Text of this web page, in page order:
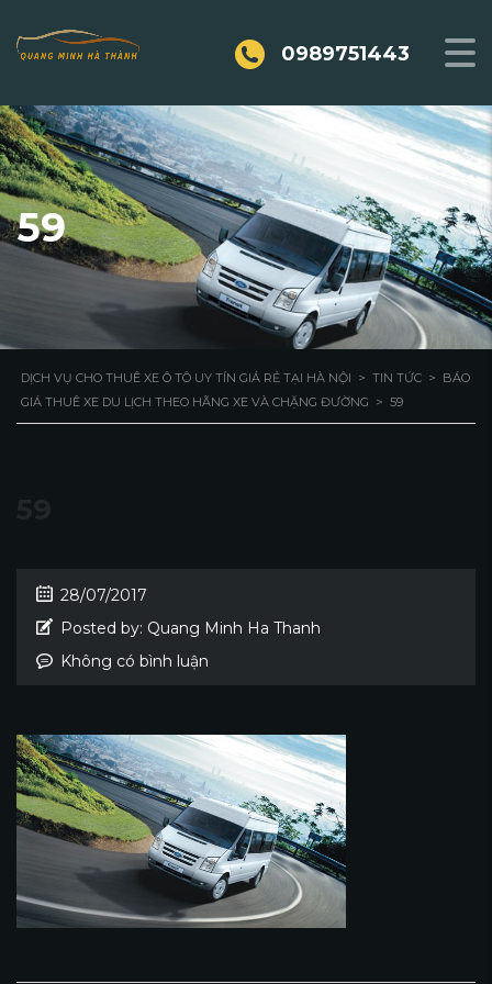
0989751443
59
DỊCH VỤ CHO THUÊ XE Ô TÔ UY TÍN GIÁ RẺ TẠI HÀ NỘI > TIN TỨC > BÁO
GIÁ THUÊ XE DU LỊCH THEO HÃNG XE VÀ CHẶNG ĐƯỜNG > 59
28/07/2017
Posted by: Quang Minh Ha Thanh
Không có bình luận